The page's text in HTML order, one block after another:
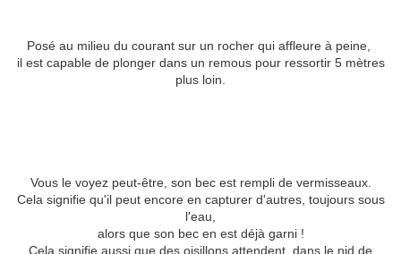
Posé au milieu du courant sur un rocher qui affleure à peine,
il est capable de plonger dans un remous pour ressortir 5 mètres
plus loin.
Vous le voyez peut-être, son bec est rempli de vermisseaux.
Cela signifie qu'il peut encore en capturer d'autres, toujours sous
l'eau,
alors que son bec en est déjà garni !
Cela signifie aussi que des oisillons attendent, dans le nid de